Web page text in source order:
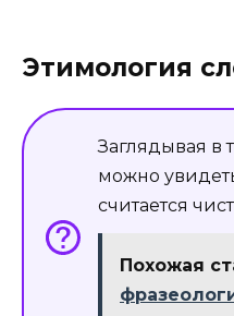
Этимология
Заглядывая в
можно
считается
Похожая